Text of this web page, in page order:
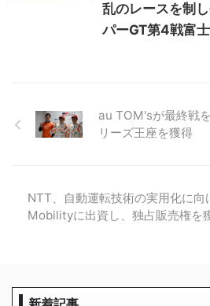
乱のレースを制
パーGT第4戦富士
au TOM'sが最終戦
リーズ王座を獲得
NTT、自動運転技術の実用化に向
Mobilityに出資し、独占販売権を